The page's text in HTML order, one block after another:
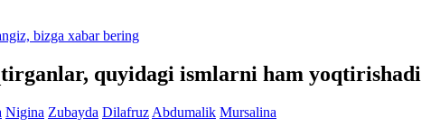
bizga xabar bering
quyidagi ismlarni ham yoqtirishadi
Nigina Zubayda Dilafruz Abdumalik Mursalina